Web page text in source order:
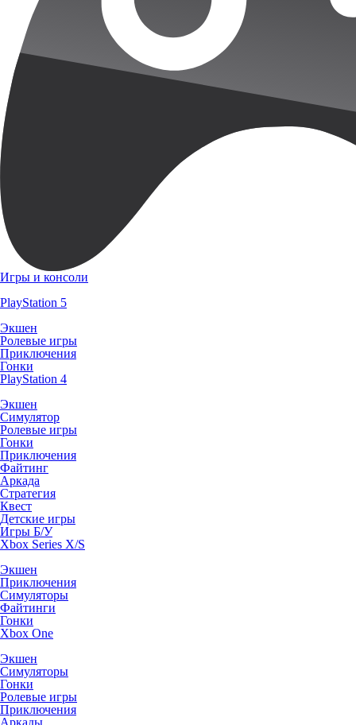
Игры и консоли
PlayStation 5
Экшен
Ролевые игры
Приключения
Гонки
PlayStation 4
Экшен
Симулятор
Ролевые игры
Гонки
Приключения
Файтинг
Аркада
Стратегия
Квест
Детские игры
Игры Б/У
Xbox Series X/S
Экшен
Приключения
Симуляторы
Файтинги
Гонки
Xbox One
Экшен
Симуляторы
Гонки
Ролевые игры
Приключения
Аркады